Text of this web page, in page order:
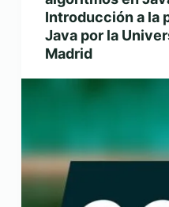
Introducción a la
Java por la
Madrid